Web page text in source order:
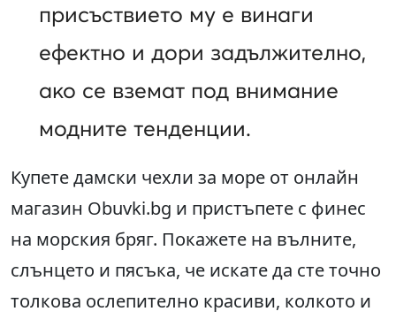
присъствието му е винаги
ефектно и дори задължително,
ако се вземат под внимание
модните тенденции.
Купете дамски чехли за море от онлайн
магазин Obuvki.bg и пристъпете с финес
на морския бряг. Покажете на вълните,
слънцето и пясъка, че искате да сте точно
толкова ослепително красиви, колкото и